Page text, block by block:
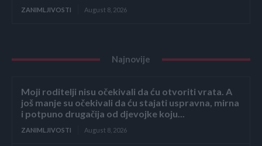
ZANIMLJIVOSTI August 8, 2026
Najnovije
Moji roditelji nisu očekivali da ću otvoriti vrata. A
još manje su očekivali da ću stajati uspravna, mirna
i potpuno drugačija od djevojke koju...
ZANIMLJIVOSTI August 8, 2026